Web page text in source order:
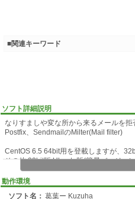
ソフト詳細説明
なりすましや変な所から来るメールを拒
Postfix、SendmailのMilter(Mail filter)
CentOS 6.5 64bit用を登載しますが、
その他 32bit版 Ubuntu版(簡易バージョ
動作環境
ソフト名： 葛葉ー Kuzuha
■関連キーワード